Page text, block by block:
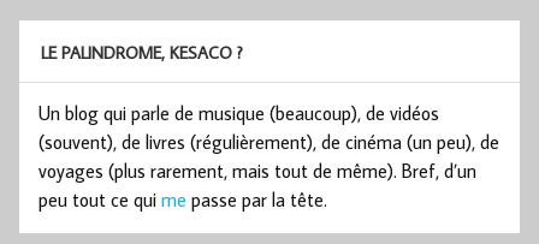
LE PALINDROME, KESACO ?
Un blog qui parle de musique (beaucoup), de vidéos
(souvent), de livres (régulièrement), de cinéma (un peu), de
voyages (plus rarement, mais tout de même). Bref, d’un
peu tout ce qui me passe par la tête.